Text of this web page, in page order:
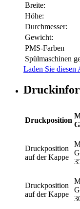
Breite:
Höhe:
Durchmesser:
Gewicht:
PMS-Farben
Spülmaschinen
Laden Sie diesen
Druckposition
Druckposition
auf der Kappe
Druckposition
auf der Kappe